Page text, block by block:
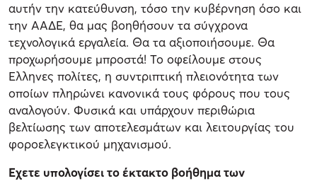
αυτήν την κατεύθυνση, τόσο την κυβέρνηση όσο και
την ΑΑΔΕ, θα μας βοηθήσουν τα σύγχρονα
τεχνολογικά εργαλεία. Θα τα αξιοποιήσουμε. Θα
προχωρήσουμε μπροστά! Το οφείλουμε στους
Ελληνες πολίτες, η συντριπτική πλειονότητα των
οποίων πληρώνει κανονικά τους φόρους που τους
αναλογούν. Φυσικά και υπάρχουν περιθώρια
βελτίωσης των αποτελεσμάτων και λειτουργίας του
φοροελεγκτικού μηχανισμού.
Εχετε υπολογίσει το έκτακτο βοήθημα των